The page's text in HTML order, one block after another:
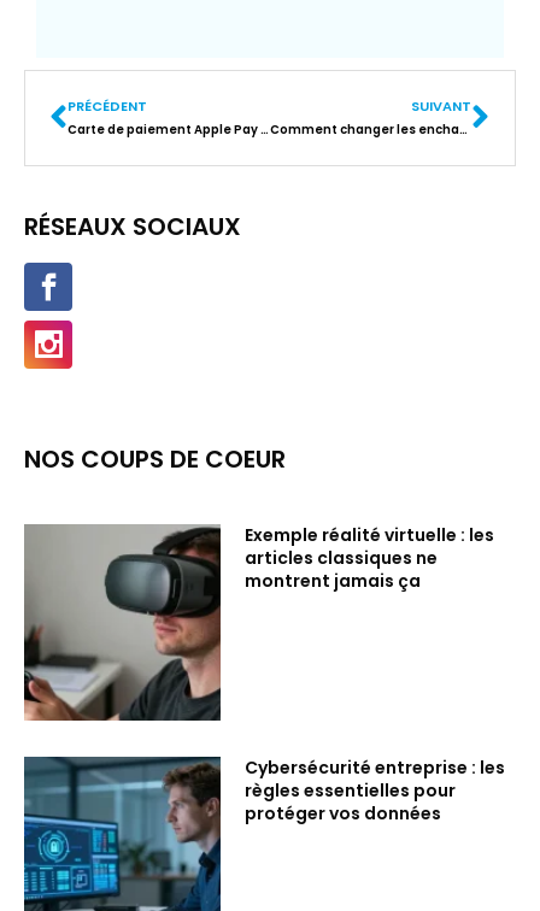
PRÉCÉDENT
Carte de paiement Apple Pay : Apple Pay, notre nouvelle carte et notre nouveau mode de paiement
SUIVANT
Comment changer les enchantements dans Minecraft ?
RÉSEAUX SOCIAUX
NOS COUPS DE COEUR
Exemple réalité virtuelle : les
articles classiques ne
montrent jamais ça
Cybersécurité entreprise : les
règles essentielles pour
protéger vos données